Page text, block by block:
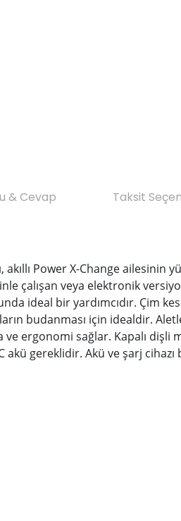
& Cevap Taksit
akıllı Power X-Change
çalışan veya elektronik
ideal bir yardımcıdır. Çim
budanması için
ergonomi sağlar. Kapalı dişli
akü gereklidir. Akü ve şarj